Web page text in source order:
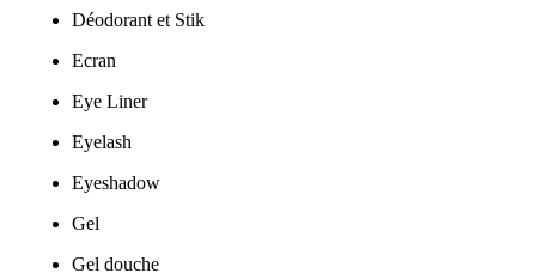
Déodorant et Stik
Ecran
Eye Liner
Eyelash
Eyeshadow
Gel
Gel douche